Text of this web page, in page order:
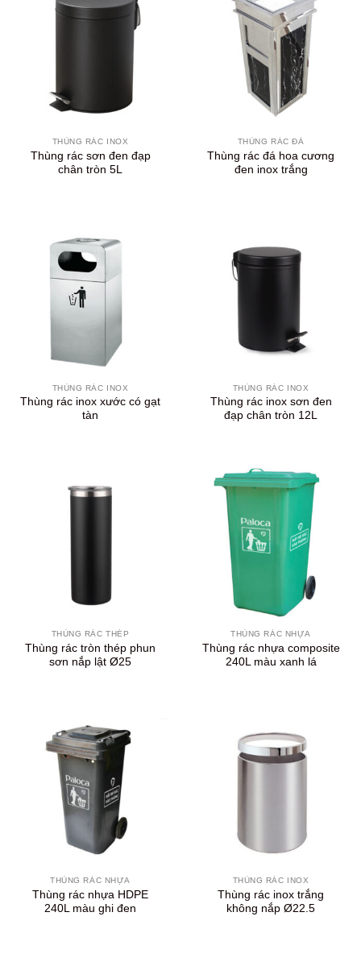
THÙNG RÁC INOX
Thùng rác sơn đen đạp
chân tròn 5L
THÙNG RÁC ĐÁ
Thùng rác đá hoa cương
đen inox trắng
THÙNG RÁC INOX
Thùng rác inox xước có gạt
tàn
THÙNG RÁC INOX
Thùng rác inox sơn đen
đạp chân tròn 12L
THÙNG RÁC THÉP
Thùng rác tròn thép phun
sơn nắp lật Ø25
THÙNG RÁC NHỰA
Thùng rác nhựa composite
240L màu xanh lá
THÙNG RÁC NHỰA
Thùng rác nhựa HDPE
240L màu ghi đen
THÙNG RÁC INOX
Thùng rác inox trắng
không nắp Ø22.5